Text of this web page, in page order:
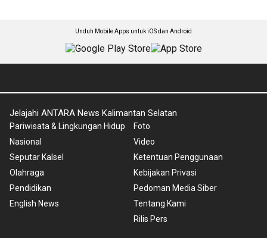
Unduh Mobile Apps untuk iOS dan Android
Jelajahi ANTARA News Kalimantan Selatan
Pariwisata & Lingkungan Hidup
Nasional
Seputar Kalsel
Olahraga
Pendidikan
English News
Foto
Video
Ketentuan Penggunaan
Kebijakan Privasi
Pedoman Media Siber
Tentang Kami
Rilis Pers